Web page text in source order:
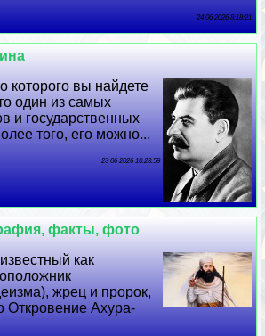
24 06 2026 8:18:21
которого вы найдете
один из самых
и государственных
того, его можно...
23 06 2026 10:23:59
факты, фото
как
жрец и пророк,
Откровение Ахура-